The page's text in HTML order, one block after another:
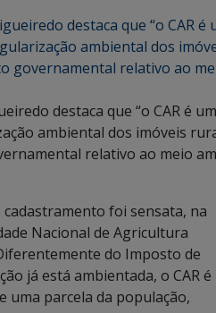
destaca que “o CAR é
ambiental dos imóveis
relativo ao meio
foi sensata, na
Nacional de Agricultura
do Imposto de
já está ambientada, o CAR é
uma parcela da população,